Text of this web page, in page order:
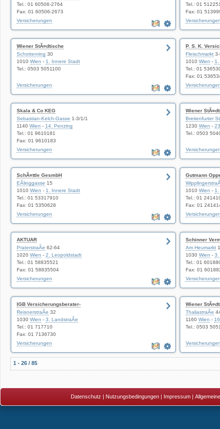
Tel.: 01 60506-2764
Fax: 01 60506-2673
Versicherungen
Tel.: 01
Fax: 01
Wiener StÃ¤dtische
Schottenring 30
1010 Wien - 1. Innere Stadt
Tel.: 0503 5051100
Versicherungen
P. S. K.
Fleischmarkt
1010 Wien -
Tel.: 01
Fax: 01
Skala & Co KEG
Sebastian-Kelch-Gasse 1-3/1/1
1140 Wien - 14. Penzing
Tel.: 01 9610181
Fax: 01 9610183
Versicherungen
Wiener
Breitenfurter
1230 Wien -
Tel.: 0503
SchÃ¤ttle GesmbH
EÃlinggasse 15
1010 Wien - 1. Innere Stadt
Tel.: 01 53317910
Fax: 01 5350628
Versicherungen
Gutmann
1010 Wien -
Tel.: 01
Fax: 01
AKTUAR
PraterstraÃe 62-64
1020 Wien - 2. Leopoldstadt
Tel.: 01 58835521
Fax: 01 58835504
Versicherungen
Schinner
Am Heumarkt
1030 Wien - 3.
Tel.: 01
Fax: 01
IGB Versicherungsberater-
ReisnerstraÃe 32
1030 Wien - 3. LandstraÃe
Tel.: 01 717710
Fax: 01 7136730
Versicherungen
Wiener
ThaliastraÃe
1160 Wien -
Tel.: 0503
1 - 26 / 85
Datenschutz | Nutzungsbedingungen| Impressum|